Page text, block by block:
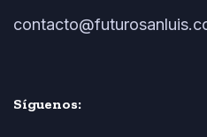
Síguenos: